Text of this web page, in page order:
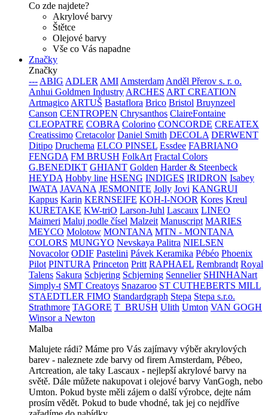
Co zde najdete?
Akrylové barvy
Štětce
Olejové barvy
Vše co Vás napadne
Značky
Značky
--- ABIG ADLER AMI Amsterdam Anděl Přerov s. r. o.
Anhui Goldmen Industry ARCHES ART CREATION
Artmagico ARTUŠ Bastaflora Brico Bristol Bruynzeel
Canson CENTROPEN Chrysanthos ClaireFontaine
CLEOPATRE COBRA Colorino CONCORDE CREATEX
Creatissimo Cretacolor Daniel Smith DECOLA DERWENT
Ditipo Druchema ELCO PINSEL Essdee FABRIANO
FENGDA FM BRUSH FolkArt Fractal Colors
G.BENEDIKT GHIANT Golden Harder & Steenbeck
HEYDA Hobby line HSENG INDIGES IRIDRON Isabey
IWATA JAVANA JESMONITE Jolly Jovi KANGRUI
Kappus Karin KERNSEIFE KOH-I-NOOR Kores Kreul
KURETAKE KW-triO Larson-Juhl Lascaux LINEO
Maimeri Maluj podle čísel Malzeit Manuscript MARIES
MEYCO Molotow MONTANA MTN - MONTANA
COLORS MUNGYO Nevskaya Palitra NIELSEN
Novacolor ODIF Pastelini Pávek Keramika Pébéo Phoenix
Pilot PINTURA Princeton Pritt RAPHAEL Rembrandt Royal
Talens Sakura Schjering Schjerning Sennelier SHINHANart
Simply-t SMT Creatoys Snazaroo ST CUTHEBERTS MILL
STAEDTLER FIMO Standardgraph Stepa Stepa s.r.o.
Strathmore TAGORE T_BRUSH Ulith Umton VAN GOGH
Winsor a Newton
Malba
Malujete rádi? Máme pro Vás zajímavy výběr akrylových
barev - naleznete zde barvy od firem Amsterdam, Pébeo,
Artcreation, ale taky Lascaux - nejlepší akrylové barvy na
světě. Dále můžete nakupovat i olejové barvy VanGogh, nebo
Umton. Pokud byste měli zájem o další výrobce, dejte nám
prosím vědět. Pokud to bude vhodné, tak jej co nejdříve